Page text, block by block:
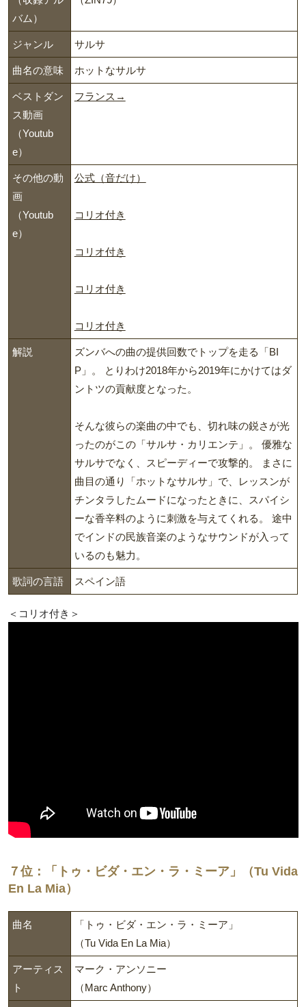
バム）
ジャンル サルサ
曲名の意味 ホットなサルサ
ベストダン
ス動画
（Youtub
e）
フランス→
その他の動
画
（Youtub
e）
公式（音だけ）
コリオ付き
コリオ付き
コリオ付き
コリオ付き
解説
ズンバへの曲の提供回数でトップを走る「BI
P」。 とりわけ2018年から2019年にかけてはダ
ントツの貢献度となった。
そんな彼らの楽曲の中でも、切れ味の鋭さが光
ったのがこの「サルサ・カリエンテ」。 優雅な
サルサでなく、スピーディーで攻撃的。 まさに
曲目の通り「ホットなサルサ」で、レッスンが
チンタラしたムードになったときに、スパイシ
ーな香辛料のように刺激を与えてくれる。 途中
でインドの民族音楽のようなサウンドが入って
いるのも魅力。
歌詞の言語 スペイン語
＜コリオ付き＞
７位：「トゥ・ビダ・エン・ラ・ミーア」（Tu Vida
En La Mia）
曲名
「トゥ・ビダ・エン・ラ・ミーア」
（Tu Vida En La Mia）
アーティス
ト
マーク・アンソニー
（Marc Anthony）